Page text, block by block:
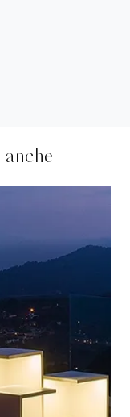
anche